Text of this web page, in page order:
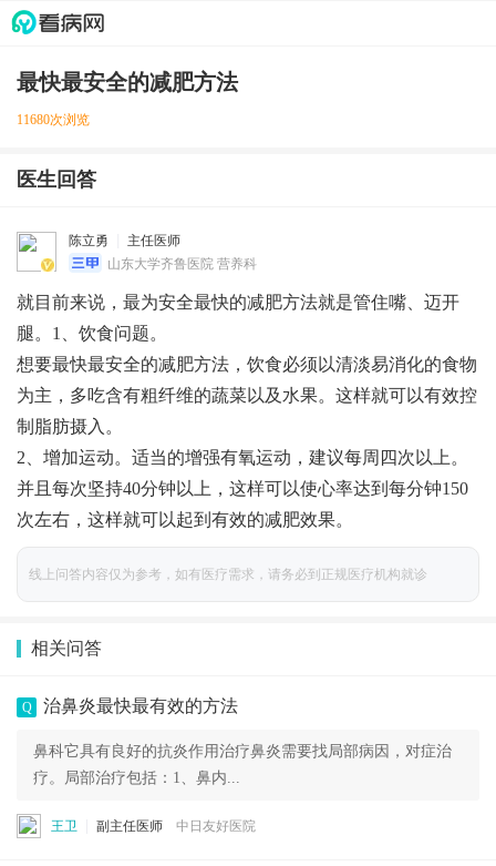
最快最安全的减肥方法
11680次浏览
医生回答
陈立勇
主任医师
山东大学齐鲁医院 营养科
就目前来说，最为安全最快的减肥方法就是管住嘴、迈开
腿。1、饮食问题。
想要最快最安全的减肥方法，饮食必须以清淡易消化的食物
为主，多吃含有粗纤维的蔬菜以及水果。这样就可以有效控
制脂肪摄入。
2、增加运动。适当的增强有氧运动，建议每周四次以上。
并且每次坚持40分钟以上，这样可以使心率达到每分钟150
次左右，这样就可以起到有效的减肥效果。
线上问答内容仅为参考，如有医疗需求，请务必到正规医疗机构就诊
相关问答
Q 治鼻炎最快最有效的方法
鼻科它具有良好的抗炎作用治疗鼻炎需要找局部病因，对症治
疗。局部治疗包括：1、鼻内...
王卫 副主任医师 中日友好医院